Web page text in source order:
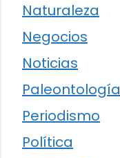
Naturaleza
Negocios
Noticias
Paleontología
Periodismo
Política